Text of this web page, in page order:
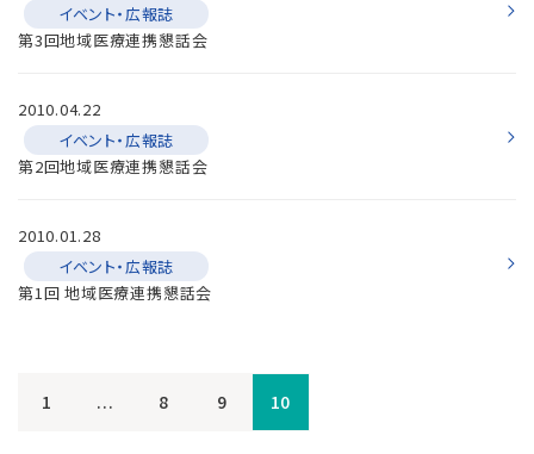
イベント・広報誌
第3回地域医療連携懇話会
2010.04.22
イベント・広報誌
第2回地域医療連携懇話会
2010.01.28
イベント・広報誌
第1回 地域医療連携懇話会
1 ... 8 9 10